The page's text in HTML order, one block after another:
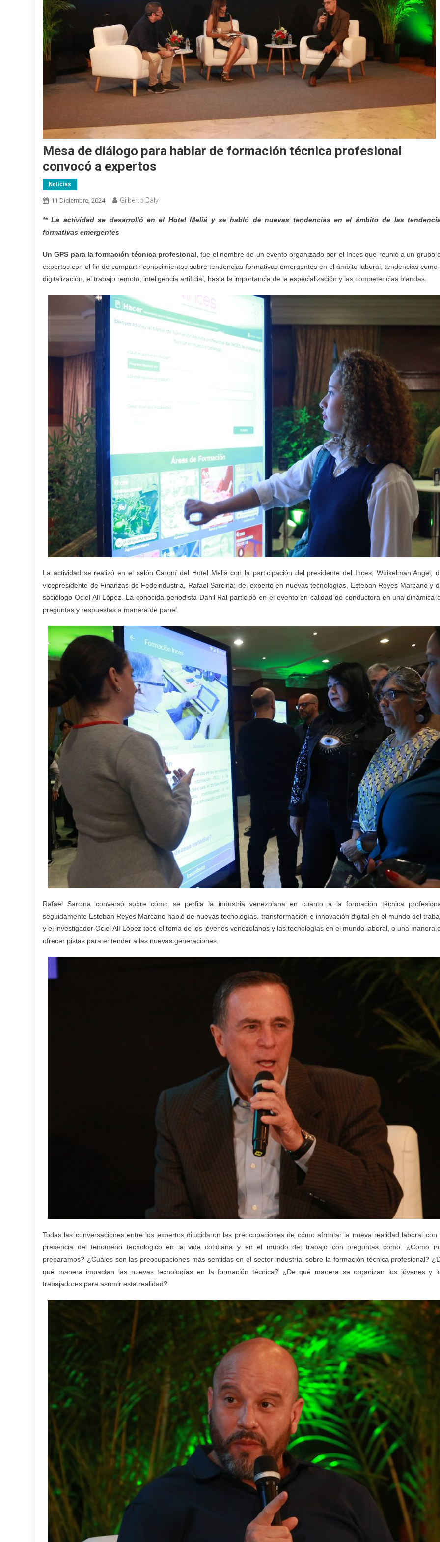
Mesa de diálogo para hablar de formación técnica profesional
convocó a expertos
Noticias
11 Diciembre, 2024 Gilberto Daly
** La actividad se desarrolló en el Hotel Meliá y se habló de nuevas tendencias en el ámbito de las
formativas emergentes
Un GPS para la formación técnica profesional,fue el nombre de un evento organizado por el Inces que reunió a un grupo
expertos con el fin de compartir conocimientos sobre tendencias formativas emergentes en el ámbito laboral; tendencias como
digitalización, el trabajo remoto, inteligencia artificial, hasta la importancia de la especialización y las competencias blandas.
La actividad se realizó en el salón Caroní del Hotel Meliá con la participación del presidente del Inces, Wuikelman Angel;
vicepresidente de Finanzas de Fedeindustria, Rafael Sarcina; del experto en nuevas tecnologías, Esteban Reyes Marcano y
sociólogo Ociel Alí López. La conocida periodista Dahil Ral participó en el evento en calidad de conductora en una dinámica
preguntas y respuestas a manera de panel.
Rafael Sarcina conversó sobre cómo se perfila la industria venezolana en cuanto a la formación técnica
seguidamente Esteban Reyes Marcano habló de nuevas tecnologías, transformación e innovación digital en el mundo del
y el investigador Ociel Alí López tocó el tema de los jóvenes venezolanos y las tecnologías en el mundo laboral, o una manera
ofrecer pistas para entender a las nuevas generaciones.
Todas las conversaciones entre los expertos dilucidaron las preocupaciones de cómo afrontar la nueva realidad laboral con
presencia del fenómeno tecnológico en la vida cotidiana y en el mundo del trabajo con preguntas como: ¿Cómo
preparamos? ¿Cuáles son las preocupaciones más sentidas en el sector industrial sobre la formación técnica profesional?
qué manera impactan las nuevas tecnologías en la formación técnica? ¿De qué manera se organizan los jóvenes y
trabajadores para asumir esta realidad?.